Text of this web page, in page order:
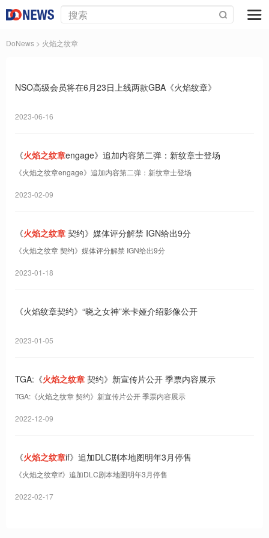
DoNews > 火焰之纹章
NSO高级会员将在6月23日上线两款GBA《火焰纹章》
2023-06-16
《火焰之纹章engage》追加内容第二弹：新纹章士登场
《火焰之纹章engage》追加内容第二弹：新纹章士登场
2023-02-09
《火焰之纹章 契约》媒体评分解禁 IGN给出9分
《火焰之纹章 契约》媒体评分解禁 IGN给出9分
2023-01-18
《火焰纹章契约》“晓之女神”米卡娅介绍影像公开
2023-01-05
TGA:《火焰之纹章 契约》新宣传片公开 季票内容展示
TGA:《火焰之纹章 契约》新宣传片公开 季票内容展示
2022-12-09
《火焰之纹章if》追加DLC剧本地图明年3月停售
《火焰之纹章if》追加DLC剧本地图明年3月停售
2022-02-17